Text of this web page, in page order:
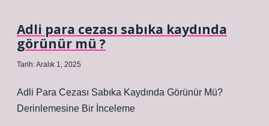
Adli para cezası sabıka kaydında
görünür mü ?
Tarih: Aralık 1, 2025
Adli Para Cezası Sabıka Kaydında Görünür Mü?
Derinlemesine Bir İnceleme